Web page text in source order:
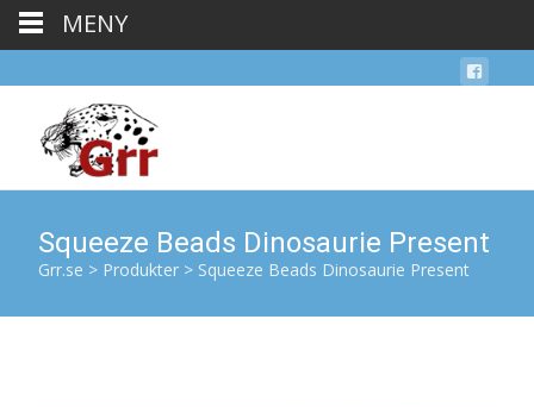
Squeeze Beads Dinosaurie Present
Grr.se > Produkter > Squeeze Beads Dinosaurie Present
MENY